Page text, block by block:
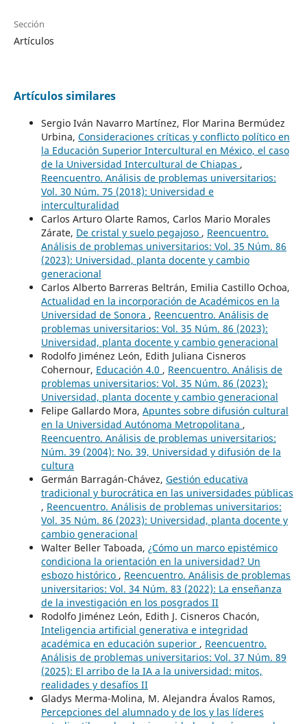
Sección
Artículos
Artículos similares
Sergio Iván Navarro Martínez, Flor Marina Bermúdez
Urbina, Consideraciones críticas y conflicto político en
la Educación Superior Intercultural en México, el caso
de la Universidad Intercultural de Chiapas ,
Reencuentro. Análisis de problemas universitarios:
Vol. 30 Núm. 75 (2018): Universidad e
interculturalidad
Carlos Arturo Olarte Ramos, Carlos Mario Morales
Zárate, De cristal y suelo pegajoso , Reencuentro.
Análisis de problemas universitarios: Vol. 35 Núm. 86
(2023): Universidad, planta docente y cambio
generacional
Carlos Alberto Barreras Beltrán, Emilia Castillo Ochoa,
Actualidad en la incorporación de Académicos en la
Universidad de Sonora , Reencuentro. Análisis de
problemas universitarios: Vol. 35 Núm. 86 (2023):
Universidad, planta docente y cambio generacional
Rodolfo Jiménez León, Edith Juliana Cisneros
Cohernour, Educación 4.0 , Reencuentro. Análisis de
problemas universitarios: Vol. 35 Núm. 86 (2023):
Universidad, planta docente y cambio generacional
Felipe Gallardo Mora, Apuntes sobre difusión cultural
en la Universidad Autónoma Metropolitana ,
Reencuentro. Análisis de problemas universitarios:
Núm. 39 (2004): No. 39, Universidad y difusión de la
cultura
Germán Barragán-Chávez, Gestión educativa
tradicional y burocrática en las universidades públicas
, Reencuentro. Análisis de problemas universitarios:
Vol. 35 Núm. 86 (2023): Universidad, planta docente y
cambio generacional
Walter Beller Taboada, ¿Cómo un marco epistémico
condiciona la orientación en la universidad? Un
esbozo histórico , Reencuentro. Análisis de problemas
universitarios: Vol. 34 Núm. 83 (2022): La enseñanza
de la investigación en los posgrados II
Rodolfo Jiménez León, Edith J. Cisneros Chacón,
Inteligencia artificial generativa e integridad
académica en educación superior , Reencuentro.
Análisis de problemas universitarios: Vol. 37 Núm. 89
(2025): El arribo de la IA a la universidad: mitos,
realidades y desafíos II
Gladys Merma-Molina, M. Alejandra Ávalos Ramos,
Percepciones del alumnado y de los y las líderes